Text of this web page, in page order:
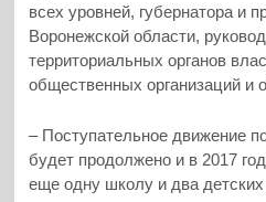
всех уровней, губернатора и
Воронежской области,
территориальных органов
общественных организаций и
– Поступательное движение
будет продолжено и в 2017
еще одну школу и два